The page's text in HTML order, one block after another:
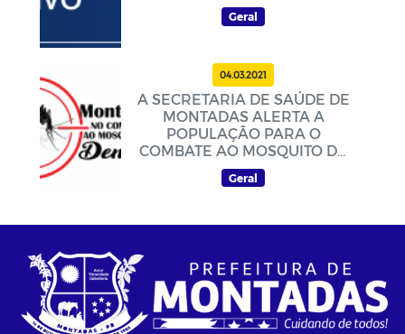
Geral
04.03.2021
A SECRETARIA DE SAÚDE DE
MONTADAS ALERTA A
POPULAÇÃO PARA O
COMBATE AO MOSQUITO DA
DENGUE
Geral